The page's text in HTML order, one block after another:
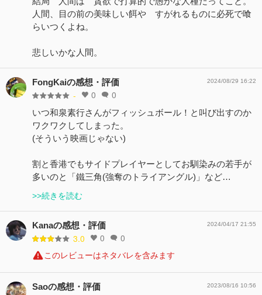
人間、目の前の美味しい餌や すがれるものに必死で喰
らいつくよね。
悲しいかな人間。
FongKaiの感想・評価
- 0 0
2024/08/29 16:22
いつ和泉素行さんがフィッシュボール！と叫び出すのか
ワクワクしてしまった。
(そういう映画じゃない)
割と香港でもサイドプレイヤーとしてお馴染みの若手が
多いのと「鐵三角(強奪のトライアングル)」など…
>>続きを読む
Kanaの感想・評価
3.0 0 0
2024/04/17 21:55
このレビューはネタバレを含みます
Saoの感想・評価 2023/08/16 10:56